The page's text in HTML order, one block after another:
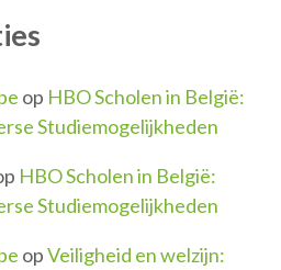
op HBO Scholen in België:
Studiemogelijkheden
HBO Scholen in België:
Studiemogelijkheden
opVeiligheid en welzijn: